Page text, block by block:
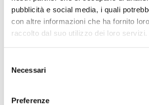
pubblicità e social media, i quali
con altre informazioni che ha fornito
raccolto dal suo utilizzo dei loro servizi.
delNecessari
Preferenze
PEDIATRICA” (durata 18 mesi, a far
15.09.2022).
Approvazione graduatoria con
https://www.lavoro.gov.it/temi-e-
settore-e-responsabilita-sociale-
affetti-da-malattia-oncologica.aspx